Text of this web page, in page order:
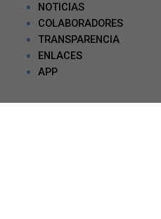
NOTICIAS
COLABORADORES
TRANSPARENCIA
ENLACES
APP